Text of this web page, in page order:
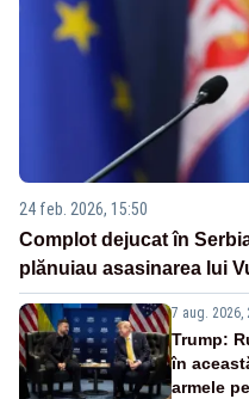
24 feb. 2026, 15:50
Complot dejucat în
plănuiau asasinarea lui
7 aug. 2026,
Trump:
în
armele